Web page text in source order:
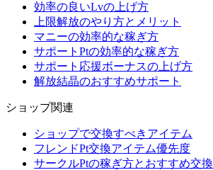
効率の良いLvの上げ方
上限解放のやり方とメリット
マニーの効率的な稼ぎ方
サポートPtの効率的な稼ぎ方
サポート応援ボーナスの上げ方
解放結晶のおすすめサポート
ショップ関連
ショップで交換すべきアイテム
フレンドPt交換アイテム優先度
サークルPtの稼ぎ方とおすすめ交換